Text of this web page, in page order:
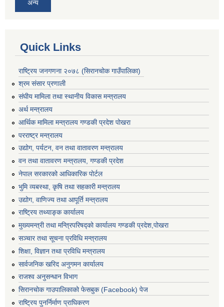
अन्य
Quick Links
राष्ट्रिय जनगणना २०७८ (सिरानचोक गाउँपालिका)
श्रम संसार प्रणाली
संघीय मामिला तथा स्थानीय विकास मन्त्रालय
अर्थ मन्त्रालय
आर्थिक मामिला मन्त्रालय गण्डकी प्रदेश पोखरा
परराष्ट्र मन्त्रालय
उद्योग, पर्यटन, वन तथा वातावरण मन्त्रालय
वन तथा वातावरण मन्त्रालय, गण्डकी प्रदेश
नेपाल सरकारको आधिकारिक पोर्टल
भुमि व्यबस्था, कृषि तथा सहकारी मन्त्रालय
उद्योग, वाणिज्य तथा आपूर्ति मन्त्रालय
राष्ट्रिय तथ्याङ्क कार्यालय
मुख्यमन्त्री तथा मन्त्रिपरिषद्को कार्यालय गण्डकी प्रदेश,पोखरा
सञ्‍चार तथा सूचना प्रविधि मन्त्रालय
शिक्षा, विज्ञान तथा प्रविधि मन्त्रालय
सार्वजनिक खरिद अनुगमन कार्यालय
राजश्व अनुसन्धान विभाग
सिरानचोक गाउपालिकाको फेसबुक (Facebook) पेज
राष्ट्रिय पुनर्निर्माण प्राघिकरण